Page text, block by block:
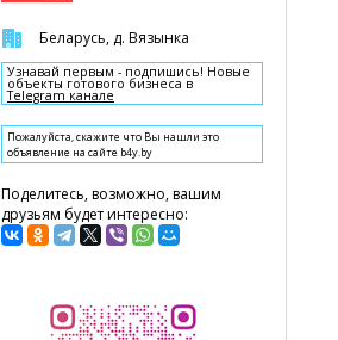
Беларусь, д. Вязынка
Узнавай первым - подпишись! Новые
объекты готового бизнеса в
Telegram канале
Пожалуйста, скажите что Вы нашли это
объявление на сайте b4y.by
Поделитесь, возможно, вашим
друзьям будет интересно: